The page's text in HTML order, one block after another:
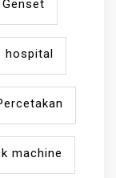
Genset
hospital
machine